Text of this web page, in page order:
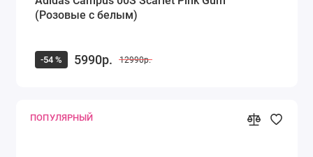
(Розовые с белым)
-54 % 5990р. 12990р.
ПОПУЛЯРНЫЙ